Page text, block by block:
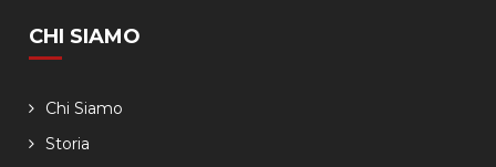
CHI SIAMO
Chi Siamo
Storia